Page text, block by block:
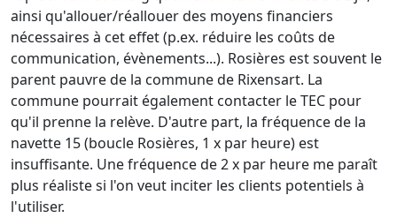
ainsi qu'allouer/réallouer des moyens financiers
nécessaires à cet effet (p.ex. réduire les coûts de
communication, évènements...). Rosières est souvent le
parent pauvre de la commune de Rixensart. La
commune pourrait également contacter le TEC pour
qu'il prenne la relève. D'autre part, la fréquence de la
navette 15 (boucle Rosières, 1 x par heure) est
insuffisante. Une fréquence de 2 x par heure me paraît
plus réaliste si l'on veut inciter les clients potentiels à
l'utiliser.